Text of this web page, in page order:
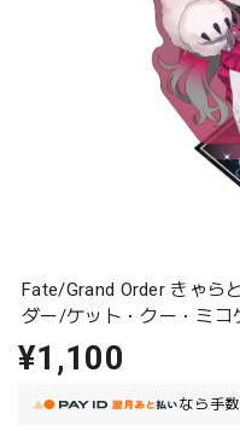
Fate/Grand Order きゃら
ダー/ケット・クー・ミコ
¥1,100
なら 手